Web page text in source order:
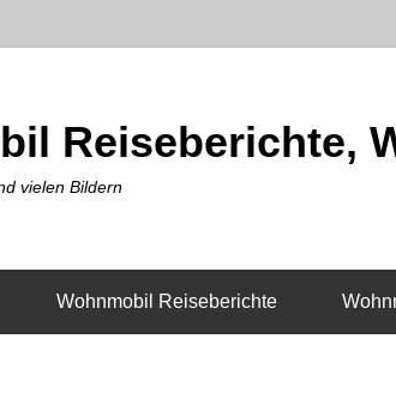
Reiseberichte,
vielen Bildern
Wohnmobil Reiseberichte